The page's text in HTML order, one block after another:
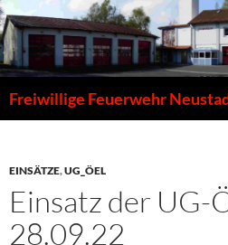
Zum
Inhalt
springen
Freiwillige Feuerwehr
EINSÄTZE,UG_ÖEL
Einsatz der UG-
28.09.22